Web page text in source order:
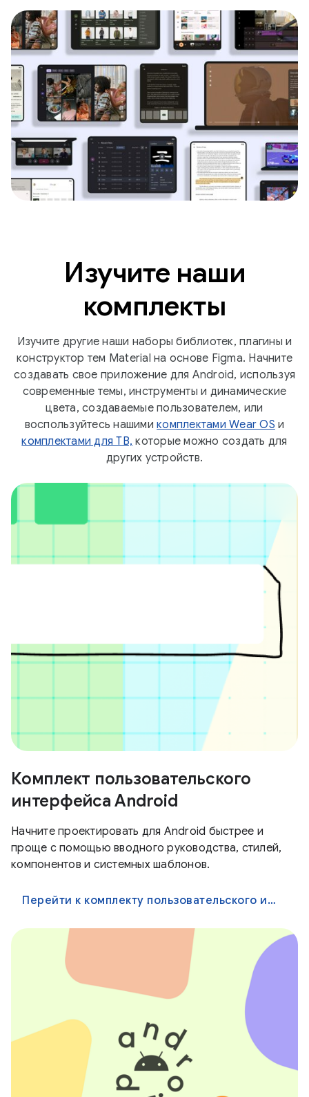
Изучите наши
комплекты
Изучите другие наши наборы библиотек, плагины и
конструктор тем Material на основе Figma. Начните
создавать свое приложение для Android, используя
современные темы, инструменты и динамические
цвета, создаваемые пользователем, или
воспользуйтесь нашимикомплектами Wear OS и
комплектами для ТВ, которые можно создать для
других устройств.
Комплект пользовательского
интерфейса Android
Начните проектировать для Android быстрее и
проще с помощью вводного руководства, стилей,
компонентов и системных шаблонов.
Перейти к комплекту пользовательского интерфейса Android